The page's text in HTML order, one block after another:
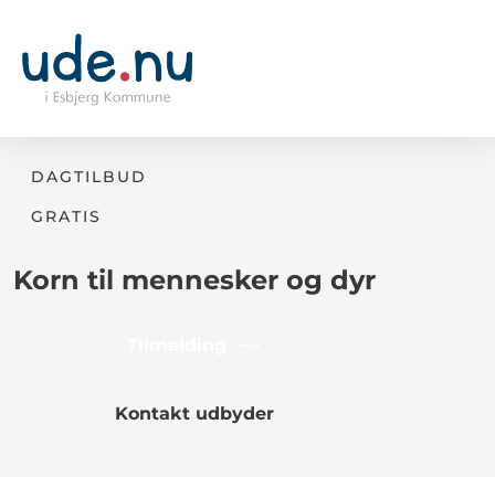
DAGTILBUD
GRATIS
Korn til mennesker og dyr
Kontakt udbyder